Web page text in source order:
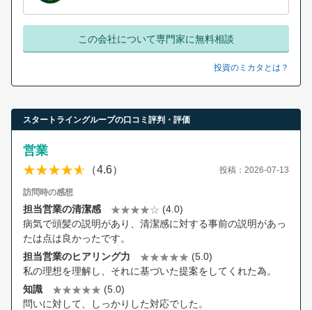
この会社について専門家に無料相談
投資のミカタとは？
スタートライングループの口コミ評判・評価
営業
（4.6） 投稿：2026-07-13
訪問時の感想
担当営業の清潔感
(4.0)
病気で頭髪の説明があり、清潔感に対する事前の説明があっ
たは点は良かったです。
担当営業のヒアリング力
(5.0)
私の理想を理解し、それに基づいた提案をしてくれた為。
知識
(5.0)
問いに対して、しっかりした対応でした。